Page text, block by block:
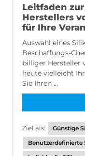
Leitfaden
Herstellers
für Ihre
Auswahl eines
Beschaffungs-
billiger Hersteller
heute vielleicht
Sie Ihren ...
Ziel als:
Günstige
Benutzerdefinierte